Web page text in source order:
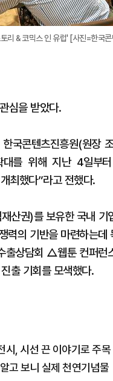
리＆코믹스 인 유럽' [사진=한국콘
심을 받았다.
국콘텐츠진흥원(원장
를 위해 지난 4일부
했다”라고 전했다.
산권)를 보유한 국내
력의 기반을 마련하는
출상담회 △웹툰 컨퍼
출 기회를 모색했다.
시, 시선 끈 이야기로 주목
고 보니 실제 천연기념물